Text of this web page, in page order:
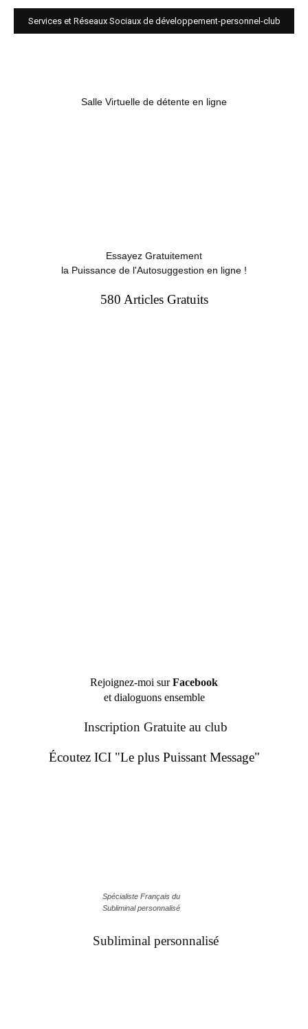
Services et Réseaux Sociaux de développement-personnel-club
Salle Virtuelle de détente en ligne
Essayez Gratuitement
la Puissance de l'Autosuggestion en ligne !
580 Articles Gratuits
Rejoignez-moi surFacebook
et dialoguons ensemble
Inscription Gratuite au club
Écoutez ICI "Le plus Puissant Message"
Spécialiste Français du
Subliminal personnalisé
Subliminal personnalisé